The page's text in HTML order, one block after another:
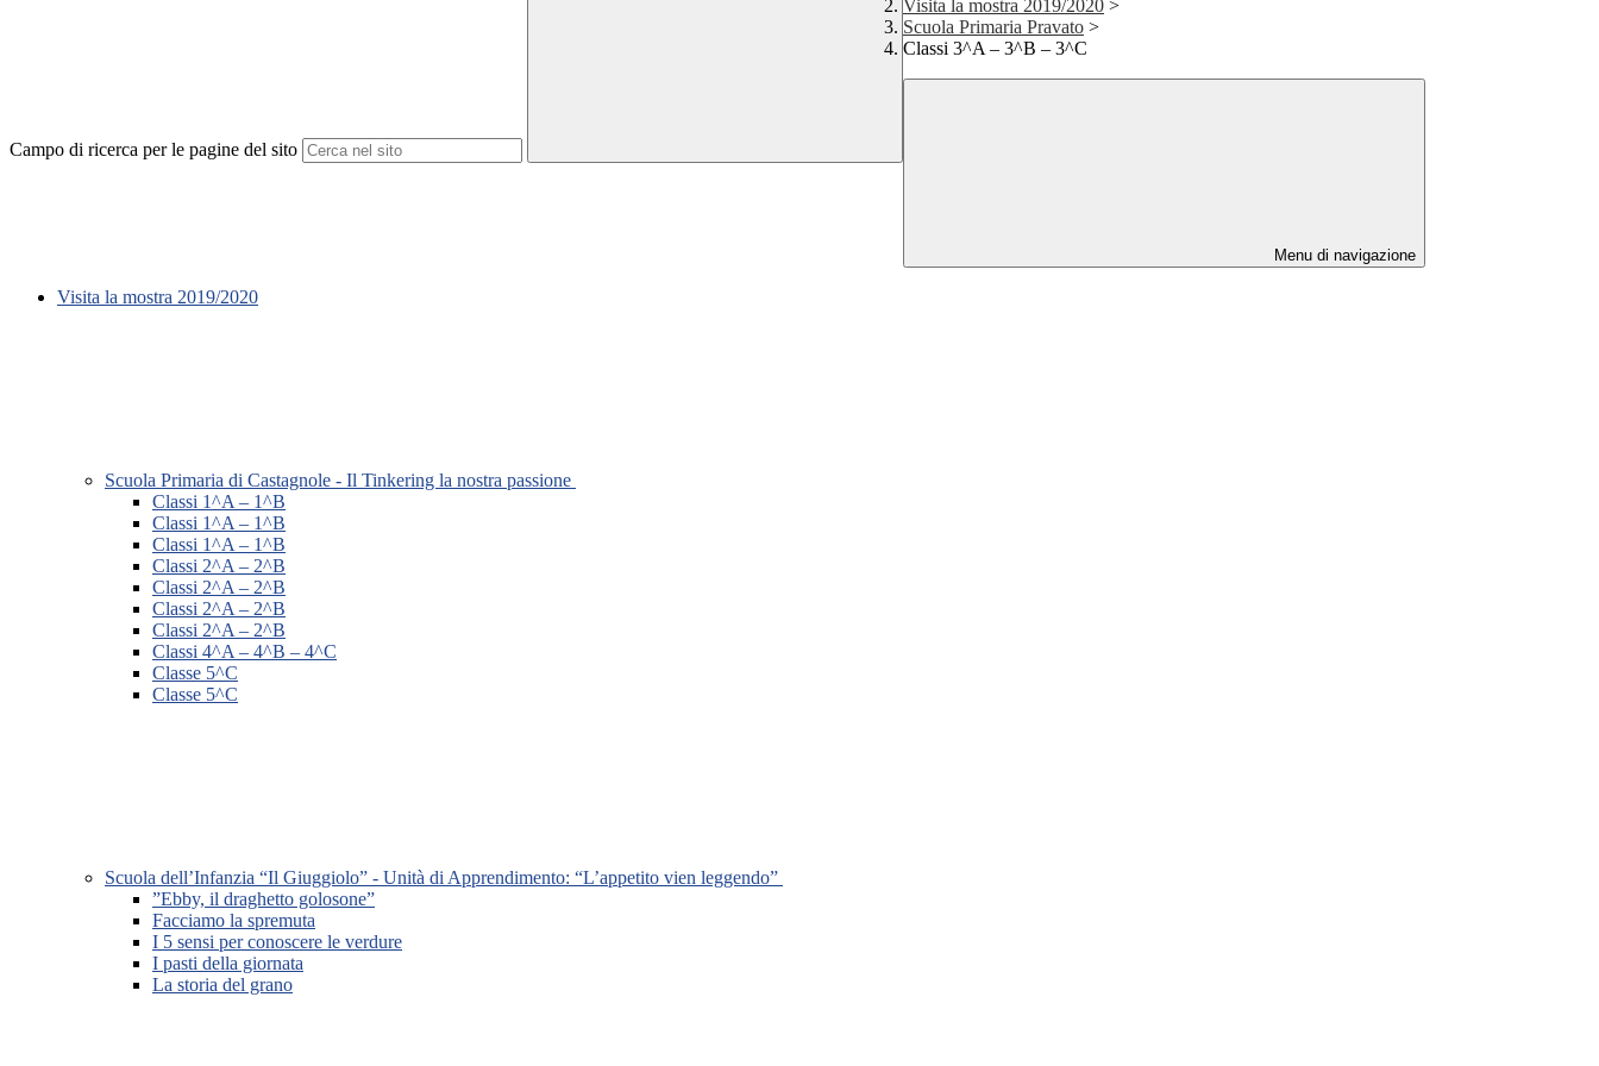
Campo di ricerca per le pagine del sito
Visita la mostra 2019/2020 >
Scuola Primaria Pravato >
Classi 3^A – 3^B – 3^C
Menu di navigazione
Visita la mostra 2019/2020
Scuola Primaria di Castagnole - Il Tinkering la nostra passione
Classi 1^A – 1^B
Classi 1^A – 1^B
Classi 1^A – 1^B
Classi 2^A – 2^B
Classi 2^A – 2^B
Classi 2^A – 2^B
Classi 2^A – 2^B
Classi 4^A – 4^B – 4^C
Classe 5^C
Classe 5^C
Scuola dell’Infanzia “Il Giuggiolo” - Unità di Apprendimento: “L’appetito vien leggendo”
”Ebby, il draghetto golosone”
Facciamo la spremuta
I 5 sensi per conoscere le verdure
I pasti della giornata
La storia del grano